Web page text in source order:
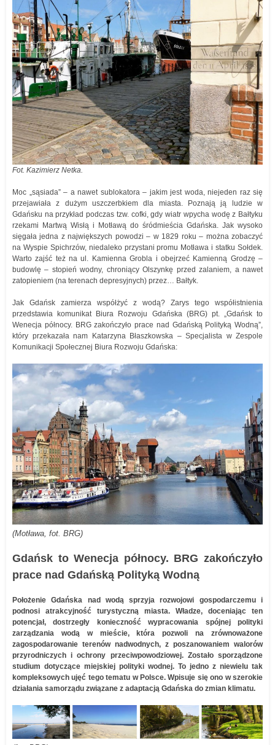
Fot. Kazimierz Netka.
Moc „sąsiada” – a nawet sublokatora – jakim jest woda, niejeden raz się
przejawiała z dużym uszczerbkiem dla miasta. Poznają ją ludzie w
Gdańsku na przykład podczas tzw. cofki, gdy wiatr wpycha wodę z Bałtyku
rzekami Martwą Wisłą i Motławą do śródmieścia Gdańska. Jak wysoko
sięgała jedna z największych powodzi – w 1829 roku – można zobaczyć
na Wyspie Spichrzów, niedaleko przystani promu Motława i statku Sołdek.
Warto zajść też na ul. Kamienna Grobla i obejrzeć Kamienną Grodzę –
budowlę – stopień wodny, chroniący Olszynkę przed zalaniem, a nawet
zatopieniem (na terenach depresyjnych) przez… Bałtyk.
Jak Gdańsk zamierza współżyć z wodą? Zarys tego współistnienia
przedstawia komunikat Biura Rozwoju Gdańska (BRG) pt. „Gdańsk to
Wenecja północy. BRG zakończyło prace nad Gdańską Polityką Wodną”,
który przekazała nam Katarzyna Błaszkowska – Specjalista w Zespole
Komunikacji Społecznej Biura Rozwoju Gdańska:
(Motława, fot. BRG)
Gdańsk to Wenecja północy. BRG zakończyło
prace nad Gdańską Polityką Wodną
Położenie Gdańska nad wodą sprzyja rozwojowi gospodarczemu i
podnosi atrakcyjność turystyczną miasta. Władze, doceniając ten
potencjał, dostrzegły konieczność wypracowania spójnej polityki
zarządzania wodą w mieście, która pozwoli na zrównoważone
zagospodarowanie terenów nadwodnych, z poszanowaniem walorów
przyrodniczych i ochrony przeciwpowodziowej. Zostało sporządzone
studium dotyczące miejskiej polityki wodnej. To jedno z niewielu tak
kompleksowych ujęć tego tematu w Polsce. Wpisuje się ono w szerokie
działania samorządu związane z adaptacją Gdańska do zmian klimatu.